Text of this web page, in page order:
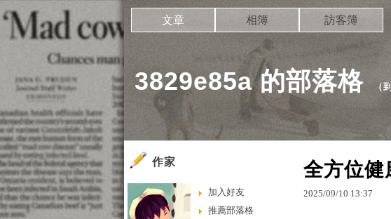
3829e85a 的部落格 （
文章 相簿 訪客簿
全方位健
2025/09/10 13:37
作家
加入好友
推薦部落格